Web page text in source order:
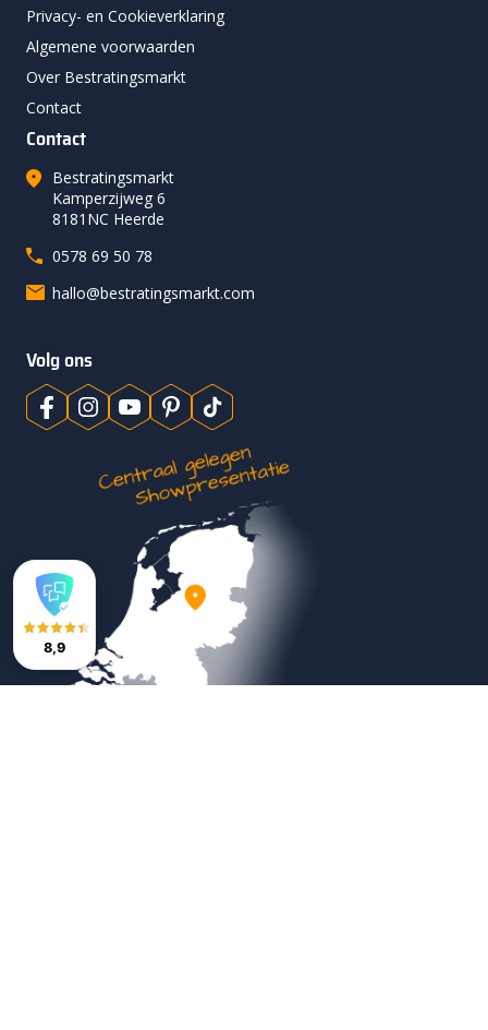
Privacy- en Cookieverklaring
Algemene voorwaarden
Over Bestratingsmarkt
Contact
Contact
Bestratingsmarkt
Kamperzijweg 6
8181NC Heerde
0578 69 50 78
hallo@bestratingsmarkt.com
Volg ons
8,9